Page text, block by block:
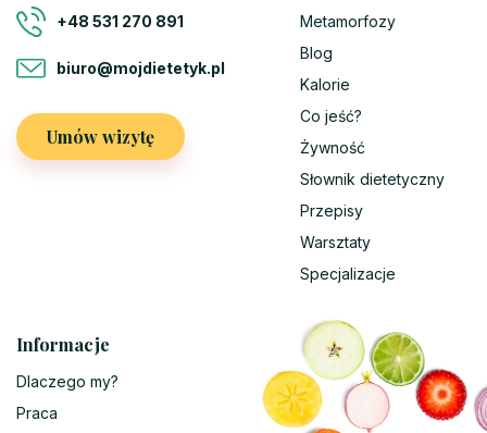
+48 531 270 891
biuro@mojdietetyk.pl
Umów wizytę
Metamorfozy
Blog
Kalorie
Co jeść?
Żywność
Słownik dietetyczny
Przepisy
Warsztaty
Specjalizacje
Informacje
Dlaczego my?
Praca